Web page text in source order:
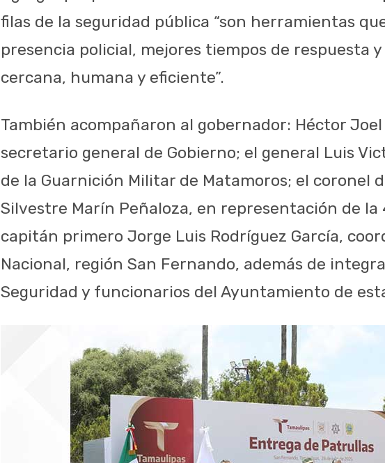
filas de la seguridad pública “son herramientas
presencia policial, mejores tiempos de respuesta
cercana, humana y eficiente”.
También acompañaron al gobernador: Héctor Joel
secretario general de Gobierno; el general Luis
de la Guarnición Militar de Matamoros; el coronel
Silvestre Marín Peñaloza, en representación de la
capitán primero Jorge Luis Rodríguez García,
Nacional, región San Fernando, además de
Seguridad y funcionarios del Ayuntamiento de